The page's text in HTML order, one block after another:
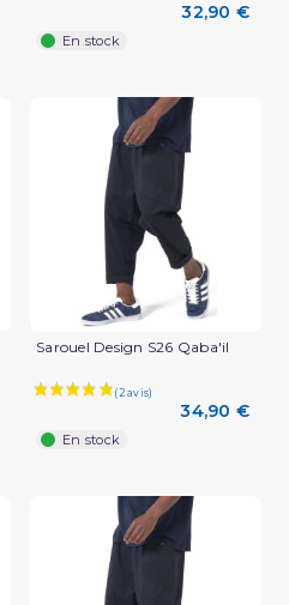
32,90 €
En stock
Sarouel Design S26 Qaba'il
34,90 €
En stock